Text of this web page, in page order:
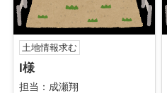
土地情報求む
I様
担当：成瀬翔